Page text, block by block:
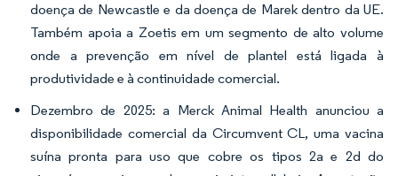
doença de Newcastle e da doença de Marek dentro da UE.
Também apoia a Zoetis em um segmento de alto volume
onde a prevenção em nível de plantel está ligada à
produtividade e à continuidade comercial.
Dezembro de 2025: a Merck Animal Health anunciou a
disponibilidade comercial da Circumvent CL, uma vacina
suína pronta para uso que cobre os tipos 2a e 2d do